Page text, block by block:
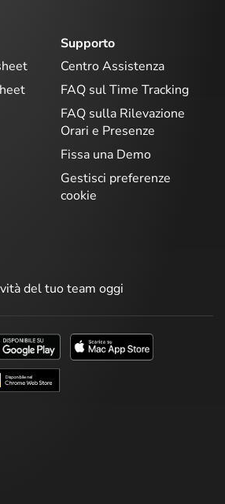
Supporto
Centro Assistenza
FAQ sul Time Tracking
FAQ sulla Rilevazione
Orari e Presenze
Fissa una Demo
Gestisci preferenze
cookie
del tuo team oggi